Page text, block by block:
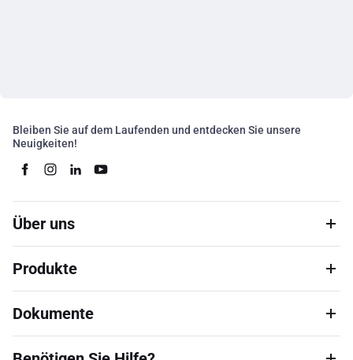
Bleiben Sie auf dem Laufenden und entdecken Sie unsere
Neuigkeiten!
Über uns
Produkte
Dokumente